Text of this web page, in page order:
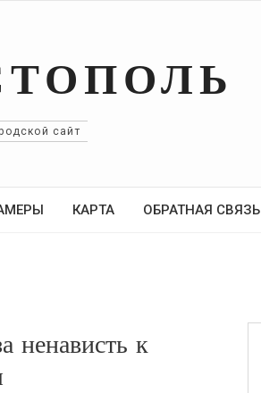
сайт
КАРТА ОБРАТНАЯ СВЯЗЬ
ненависть к